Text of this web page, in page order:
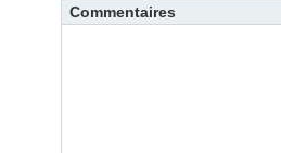
Commentaires